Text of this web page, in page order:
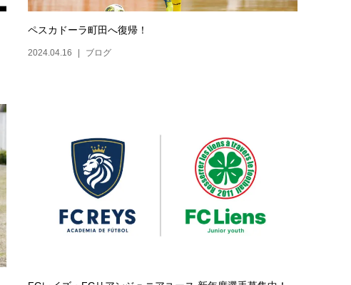
ペスカドーラ町田へ復帰！
2024.04.16 ブログ